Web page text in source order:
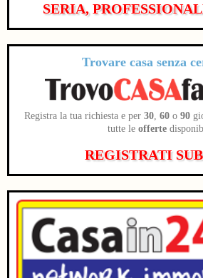
SERIA,
Trovare casa senza
Registra la tua richiesta e per 30, 60o 90
tutte le offerte
REGISTRATI